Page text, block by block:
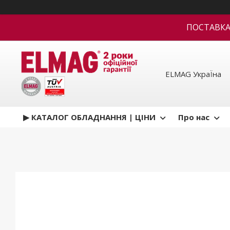
ПОСТАВКА
ELMAG УкраЇна
▶ КАТАЛОГ ОБЛАДНАННЯ | ЦІНИ Про нас